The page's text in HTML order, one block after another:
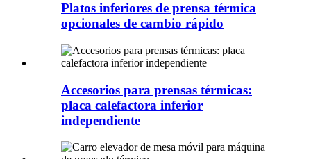
Platos inferiores de prensa térmica
opcionales de cambio rápido
Accesorios para prensas térmicas:
placa calefactora inferior
independiente